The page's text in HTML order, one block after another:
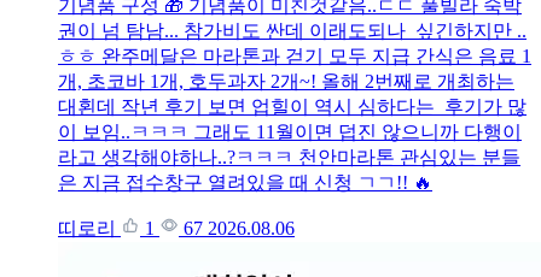
기념품 구성 🎁 기념품이 미친것같음..ㄷㄷ 풀빌라 숙박
권이 넘 탐남... 참가비도 싼데 이래도되나 싶긴하지만 ..
ㅎㅎ 완주메달은 마라톤과 걷기 모두 지급 간식은 음료 1
개, 초코바 1개, 호두과자 2개~! 올해 2번째로 개최하는
대횐데 작년 후기 보면 업힐이 역시 심하다는 후기가 많
이 보임..ㅋㅋㅋ 그래도 11월이면 덥진 않으니까 다행이
라고 생각해야하나..?ㅋㅋㅋ 천안마라톤 관심있는 분들
은 지금 접수창구 열려있을 때 신청 ㄱㄱ!! 🔥
띠로리 1 67 2026.08.06